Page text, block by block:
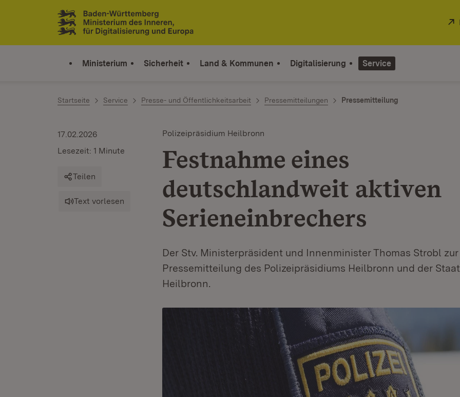
Zum Inhalt springen
Link zur Startseite
Ministerium Sicherheit Land & Kommunen Digitalisierung Service
Startseite Service Presse- und Öffentlichkeitsarbeit Pressemitteilungen Pressemitteilung
Polizeipräsidium Heilbronn
Festnahme eines
deutschlandweit aktiven
Serieneinbrechers
Der Stv. Ministerpräsident und Innenminister Thomas Strobl zur
Pressemitteilung des Polizeipräsidiums Heilbronn und der
Heilbronn.
17.02.2026
Lesezeit: 1 Minute
Teilen
Text vorlesen